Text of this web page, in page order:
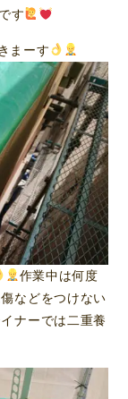
です
まーす
作業中は何度
などをつけない
ナーでは二重養